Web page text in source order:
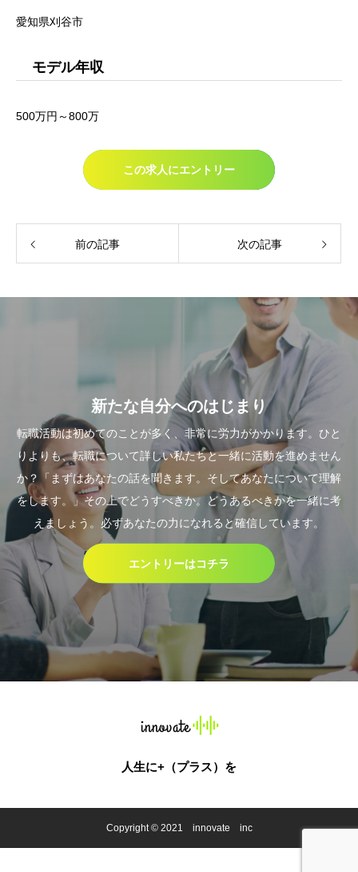
愛知県刈谷市
モデル年収
500万円～800万
この求人にエントリー
前の記事 次の記事
新たな自分へのはじまり
転職活動は初めてのことが多く、非常に労力がかかります。ひと
りよりも、転職について詳しい私たちと一緒に活動を進めません
か？「まずはあなたの話を聞きます。そしてあなたについて理解
をします。」その上でどうすべきか。どうあるべきかを一緒に考
えましょう。必ずあなたの力になれると確信しています。
エントリーはコチラ
人生に+（プラス）を
Copyright © 2021 innovate inc